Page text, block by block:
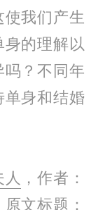
我们产生
身的理解以
吗？不同年
身和结婚
，作者：
文标题：